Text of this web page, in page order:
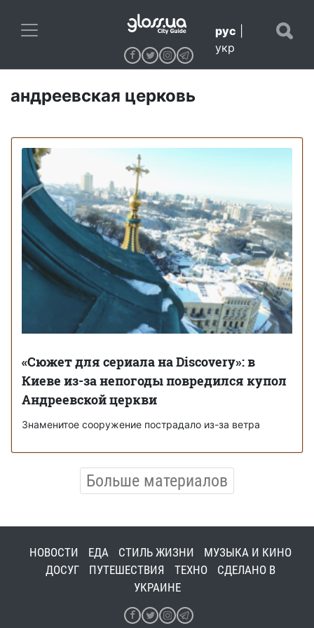
рус
укр
андреевская церковь
«Сюжет для сериала на Discovery»: в
Киеве из-за непогоды повредился купол
Андреевской церкви
Знаменитое сооружение пострадало из-за ветра
Больше материалов
НОВОСТИ ЕДА СТИЛЬ ЖИЗНИ
МУЗЫКА И КИНО
ДОСУГ
ПУТЕШЕСТВИЯ ТЕХНО
СДЕЛАНО В
УКРАИНЕ